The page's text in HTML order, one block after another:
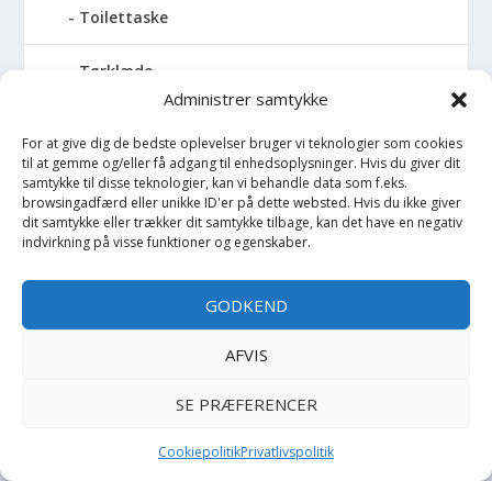
Administrer samtykke
For at give dig de bedste oplevelser bruger vi teknologier som cookies
til at gemme og/eller få adgang til enhedsoplysninger. Hvis du giver dit
samtykke til disse teknologier, kan vi behandle data som f.eks.
browsingadfærd eller unikke ID'er på dette websted. Hvis du ikke giver
dit samtykke eller trækker dit samtykke tilbage, kan det have en negativ
indvirkning på visse funktioner og egenskaber.
GODKEND
AFVIS
SE PRÆFERENCER
CookiepolitikPrivatlivspolitik
Toilettaske
Tørklæde
Trækvogn
Træningssæt
Trusser